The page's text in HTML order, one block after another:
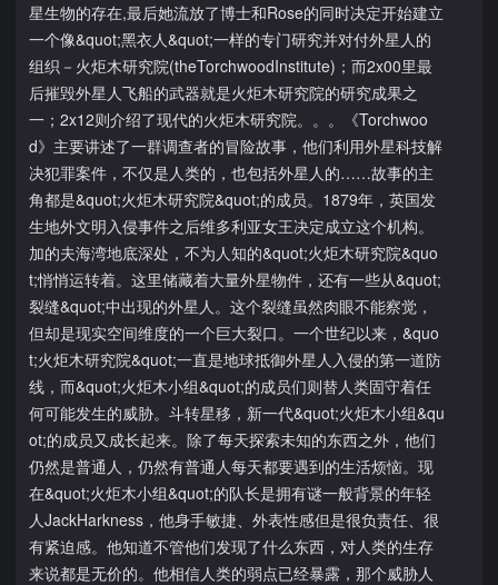
星生物的存在,最后她流放了博士和Rose的同时决定开始建立
一个像&quot;黑衣人&quot;一样的专门研究并对付外星人的
组织－火炬木研究院(theTorchwoodInstitute)；而2x00里最
后摧毁外星人飞船的武器就是火炬木研究院的研究成果之
一；2x12则介绍了现代的火炬木研究院。。。《Torchwoo
d》主要讲述了一群调查者的冒险故事，他们利用外星科技解
决犯罪案件，不仅是人类的，也包括外星人的……故事的主
角都是&quot;火炬木研究院&quot;的成员。1879年，英国发
生地外文明入侵事件之后维多利亚女王决定成立这个机构。
加的夫海湾地底深处，不为人知的&quot;火炬木研究院&quo
t;悄悄运转着。这里储藏着大量外星物件，还有一些从&quot;
裂缝&quot;中出现的外星人。这个裂缝虽然肉眼不能察觉，
但却是现实空间维度的一个巨大裂口。一个世纪以来，&quo
t;火炬木研究院&quot;一直是地球抵御外星人入侵的第一道防
线，而&quot;火炬木小组&quot;的成员们则替人类固守着任
何可能发生的威胁。斗转星移，新一代&quot;火炬木小组&qu
ot;的成员又成长起来。除了每天探索未知的东西之外，他们
仍然是普通人，仍然有普通人每天都要遇到的生活烦恼。现
在&quot;火炬木小组&quot;的队长是拥有谜一般背景的年轻
人JackHarkness，他身手敏捷、外表性感但是很负责任、很
有紧迫感。他知道不管他们发现了什么东西，对人类的生存
来说都是无价的。他相信人类的弱点已经暴露，那个威胁人